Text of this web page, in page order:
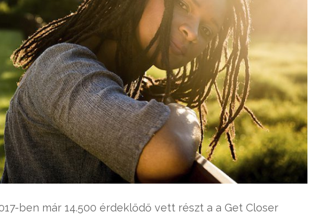
ben már 14.500 érdeklődő vett részt a a Get Closer